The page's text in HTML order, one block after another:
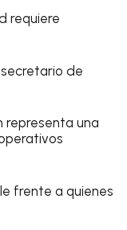
requiere
de
representa una
frente a quienes